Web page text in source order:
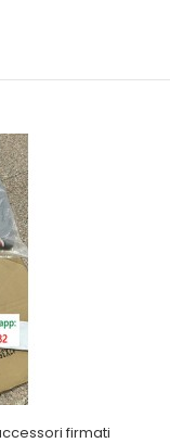
firmati